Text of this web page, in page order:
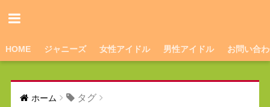
HOME ジャニーズ 女性アイドル 男性アイドル お問い合
ホーム タグ